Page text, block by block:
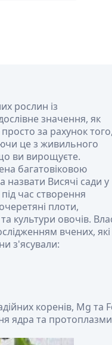
рослин із
значення, як
за рахунок того,
це з живильного
ви вирощуєте.
багатовіковою
Висячі сади у
час створення
плоти,
культури овочів.
вчених, які
з'ясували:
коренів, Mg та
ядра та